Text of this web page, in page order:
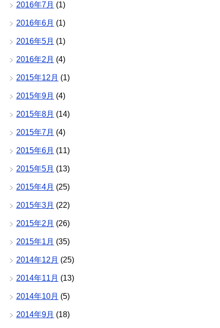
2016年7月 (1)
2016年6月 (1)
2016年5月 (1)
2016年2月 (4)
2015年12月 (1)
2015年9月 (4)
2015年8月 (14)
2015年7月 (4)
2015年6月 (11)
2015年5月 (13)
2015年4月 (25)
2015年3月 (22)
2015年2月 (26)
2015年1月 (35)
2014年12月 (25)
2014年11月 (13)
2014年10月 (5)
2014年9月 (18)